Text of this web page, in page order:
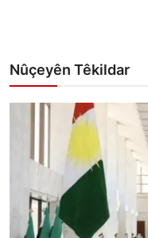
Nûçeyên Têkildar